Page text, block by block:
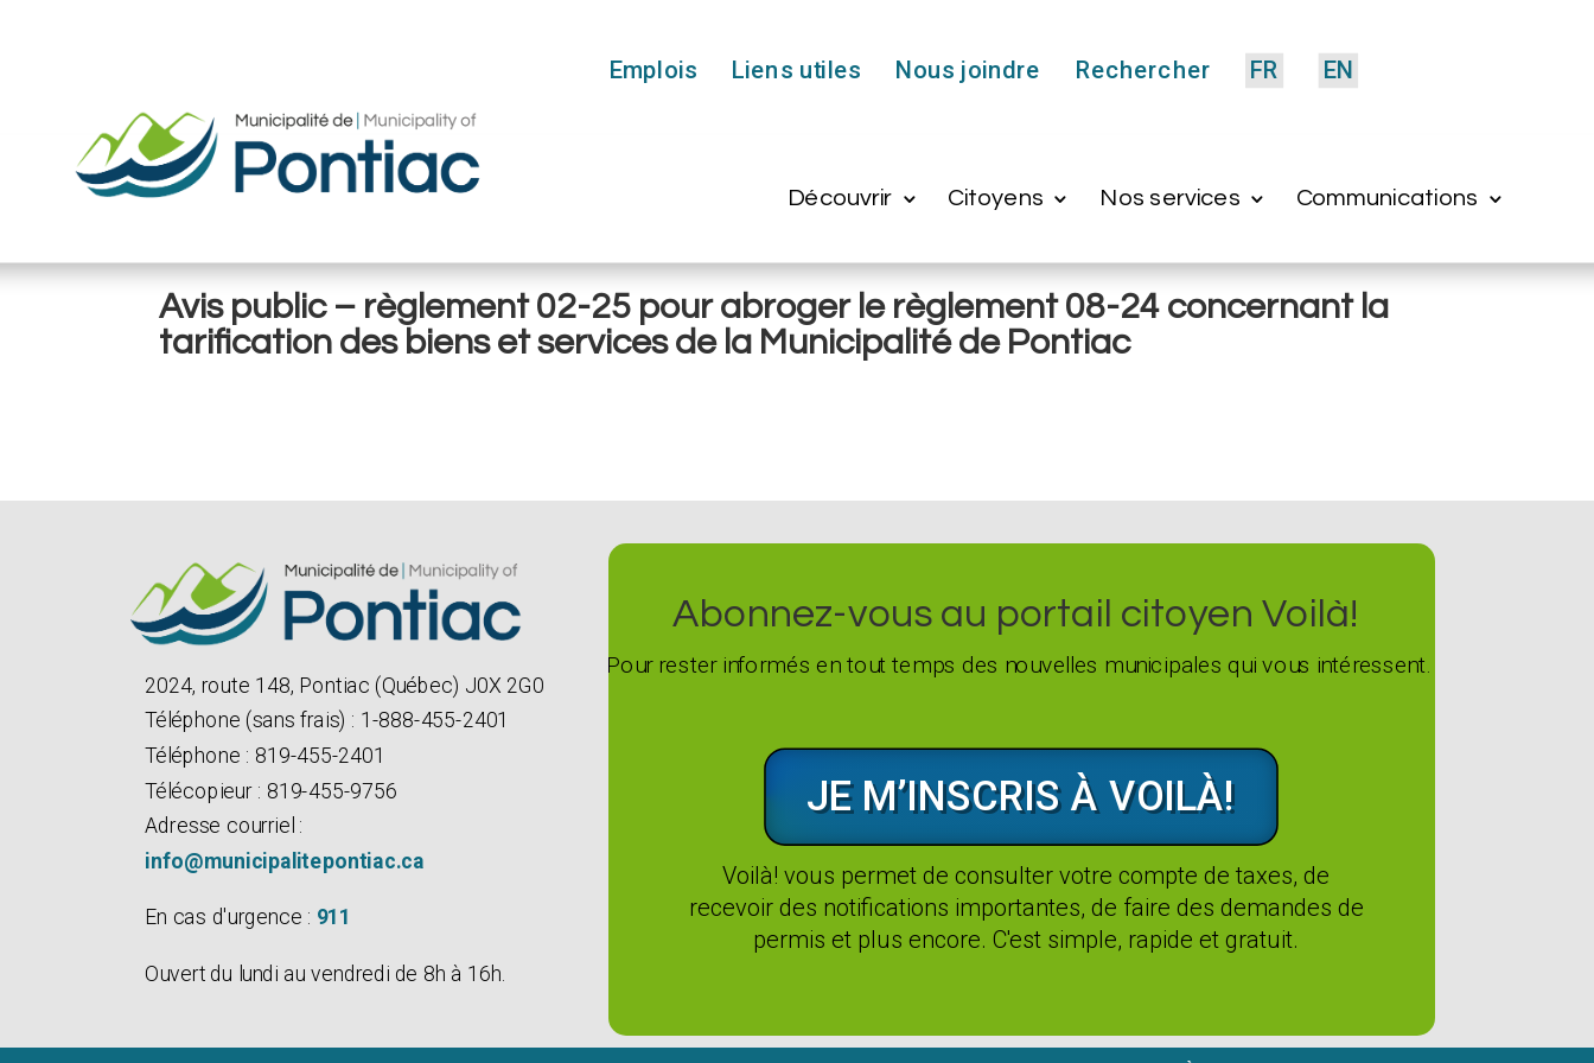
Emplois Liens utiles Nous joindre Rechercher FR EN
Découvrir Citoyens Nos services Communications
Avis public – règlement 02-25 pour abroger le règlement 08-24 concernant la
tarification des biens et services de la Municipalité de Pontiac
2024, route 148, Pontiac (Québec) J0X 2G0
Téléphone (sans frais) : 1-888-455-2401
Téléphone : 819-455-2401
Télécopieur : 819-455-9756
Adresse courriel :
info@municipalitepontiac.ca
En cas d'urgence : 911
Ouvert du lundi au vendredi de 8h à 16h.
Abonnez-vous au portail citoyen Voilà!
Pour rester informés en tout temps des nouvelles municipales qui vous intéressent.
JE M’INSCRIS À VOILÀ!
Voilà! vous permet de consulter votre compte de taxes, de
recevoir des notifications importantes, de faire des demandes de
permis et plus encore. C'est simple, rapide et gratuit.